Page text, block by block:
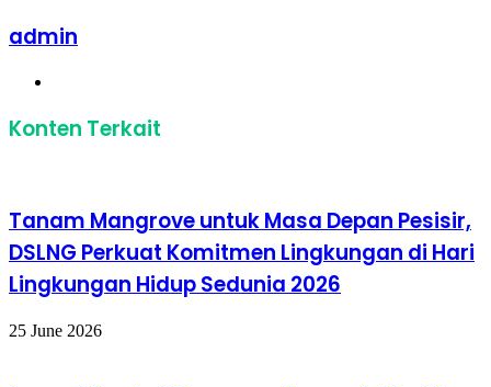
via
Email
admin
Konten Terkait
Tanam Mangrove untuk Masa Depan Pesisir,
DSLNG Perkuat Komitmen Lingkungan di Hari
Lingkungan Hidup Sedunia 2026
25 June 2026